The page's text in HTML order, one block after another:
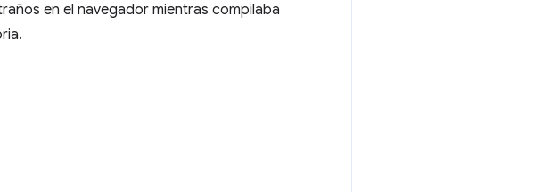
en el navegador mientras compilaba